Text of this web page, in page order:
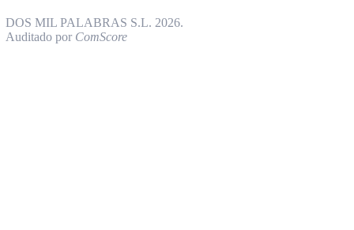
DOS MIL PALABRAS S.L. 2026.
Auditado por ComScore